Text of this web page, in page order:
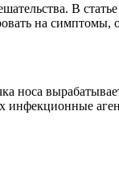
В
на симптомы,